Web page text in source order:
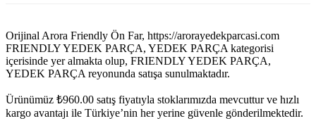
Orijinal Arora Friendly Ön Far, https://arorayedekparcasi.com
FRIENDLY YEDEK PARÇA, YEDEK PARÇA kategorisi
içerisinde yer almakta olup, FRIENDLY YEDEK PARÇA,
YEDEK PARÇA reyonunda satışa sunulmaktadır.
Ürünümüz ₺960.00 satış fiyatıyla stoklarımızda mevcuttur ve hızlı
kargo avantajı ile Türkiye’nin her yerine güvenle gönderilmektedir.